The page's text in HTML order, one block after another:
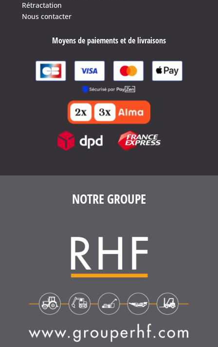
Rétractation
Nous contacter
Moyens de paiements et de livraisons
NOTRE GROUPE